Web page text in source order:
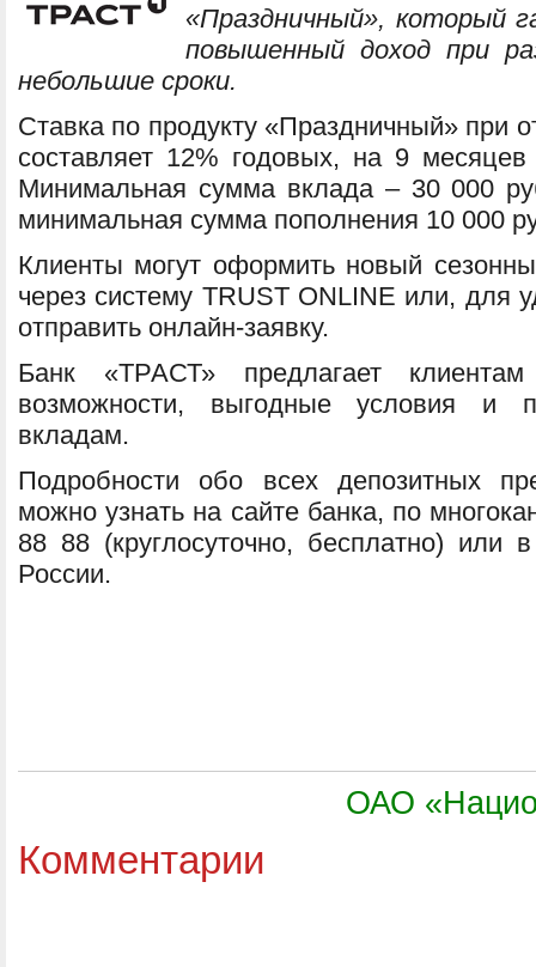
«Праздничный», который
повышенный доход при
небольшие сроки.
Ставка по продукту «Праздничный» при
составляет 12% годовых, на 9
Минимальная сумма вклада – 30 000
минимальная сумма пополнения 10 000
Клиенты могут оформить новый
через систему TRUST ONLINE или, для
отправить онлайн-заявку.
Банк «ТРАСТ» предлагает
возможности, выгодные условия и
вкладам.
Подробности обо всех депозитных
можно узнать на сайте банка, по
88 88 (круглосуточно, бесплатно) или
России.
ОАО
Комментарии